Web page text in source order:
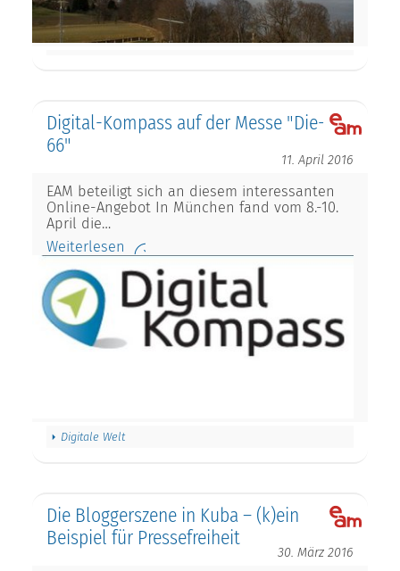
Digital-Kompass auf der Messe "Die-
66"
11. April 2016
EAM beteiligt sich an diesem interessanten
Online-Angebot In München fand vom 8.-10.
April die…
Weiterlesen
Digitale Welt
Die Bloggerszene in Kuba – (k)ein
Beispiel für Pressefreiheit
30. März 2016